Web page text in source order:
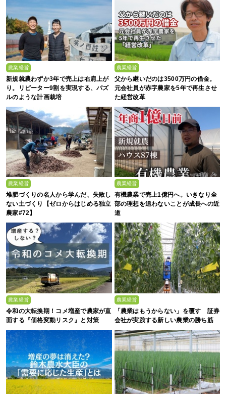
農業経営
新規就農わずか3年で売上は右肩上が
り。リピーター9割を実現する、パズ
ルのような計画栽培
農業経営
父から継いだのは3500万円の借金。
元会社員が赤字農家を5年で再生させ
た経営改革
農業経営
堆肥づくりの名人から学んだ、失敗し
ない土づくり【ゼロからはじめる独立
農家#72】
農業経営
有機農業で売上1億円へ。いきなり全
部の理想を追わないことが成長への近
道
農業経営
令和の大転換期！コメ増産で農家が直
面する『価格変動リスク』と対策
農業経営
「農業はもうからない」を覆す 証券
会社が実践する新しい農業の勝ち筋